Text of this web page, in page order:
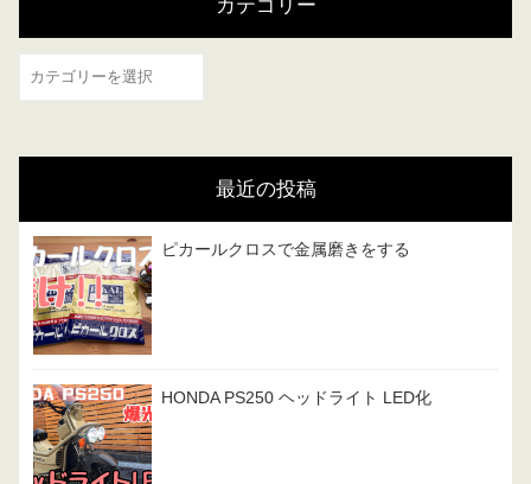
カテゴリー
カ
最近の投稿
ピカールクロスで金属磨きをする
HONDA PS250 ヘッドライト LED化